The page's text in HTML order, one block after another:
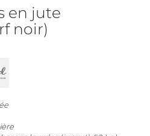
en jute
noir)